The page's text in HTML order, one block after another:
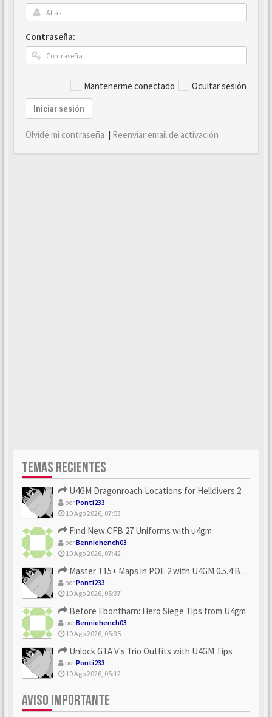
Contraseña:
Mantenerme conectado Ocultar sesión
Iniciar sesión
Olvidé mi contraseña | Reenviar email de activación
TEMAS RECIENTES
U4GM Dragonroach Locations for Helldivers 2
porPonti233
10 Ago 2026, 07:53
Find New CFB 27 Uniforms with u4gm
porBenniehench03
10 Ago 2026, 07:42
Master T15+ Maps in POE 2 with U4GM 0.5.4 Builds
porPonti233
10 Ago 2026, 05:37
Before Ebontharn: Hero Siege Tips from U4gm
porBenniehench03
10 Ago 2026, 05:35
Unlock GTA V's Trio Outfits with U4GM Tips
porPonti233
10 Ago 2026, 05:12
AVISO IMPORTANTE